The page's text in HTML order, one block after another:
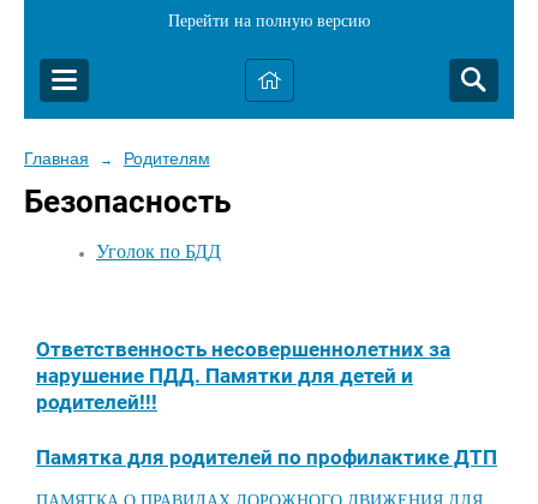
Перейти на полную версию
Главная → Родителям
Безопасность
Уголок по БДД
Ответственность несовершеннолетних за
нарушение ПДД. Памятки для детей и
родителей!!!
Памятка для родителей по профилактике ДТП